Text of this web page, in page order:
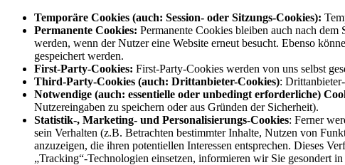
Temporäre Cookies (auch: Session- oder Sitzungs-Cookies):
Permanente Cookies: Permanente Cookies bleiben auch nach
werden, wenn der Nutzer eine Website erneut besucht. Ebenso
gespeichert werden.
First-Party-Cookies: First-Party-Cookies werden von uns selbst
Third-Party-Cookies (auch: Drittanbieter-Cookies):
Notwendige (auch: essentielle oder unbedingt erforderliche)
Nutzereingaben zu speichern oder aus Gründen der Sicherheit).
Statistik-, Marketing- und Personalisierungs-Cookies: Ferner
sein Verhalten (z.B. Betrachten bestimmter Inhalte, Nutzen von
anzuzeigen, die ihren potentiellen Interessen entsprechen. Dieses
„Tracking“-Technologien einsetzen, informieren wir Sie gesondert